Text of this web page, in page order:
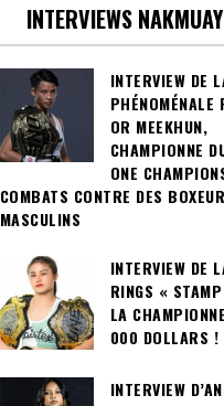
INTERVIEWS
INTERVIEW DE
PHÉNOMÉNALE
OR MEEKHUN,
CHAMPIONNE
ONE
COMBATS CONTRE DES
MASCULINS
INTERVIEW DE
RINGS «
LA
000 DOLLARS !
INTERVIEW